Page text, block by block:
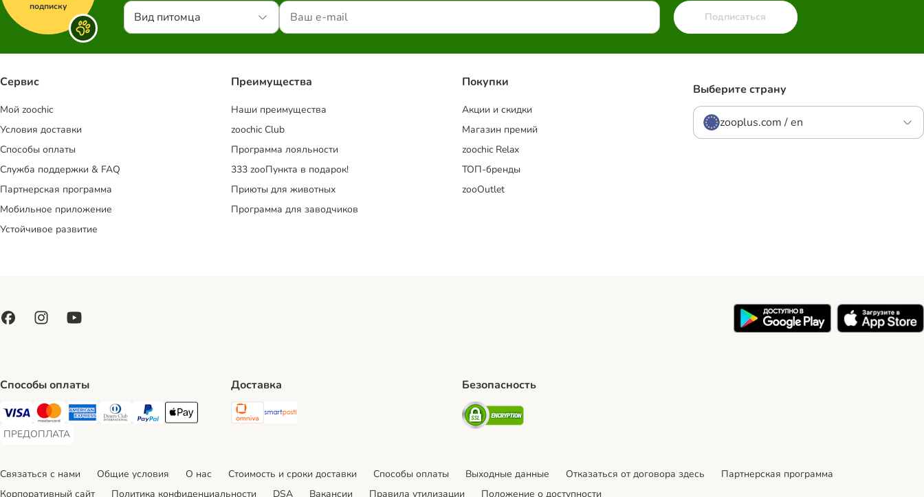
подписку
Вид питомца Подписаться
Сервис
Mой zoochic
Условия доставки
Способы оплаты
Служба поддержки & FAQ
Партнерская программа
Мобильное приложение
Устойчивое развитие
Преимуществa
Наши преимущества
zoochic Club
Программа лояльности
333 zooПункта в подарок!
Приюты для животных
Программа для заводчиков
Покупки
Акции и скидки
Магазин премий
zoochic Relax
ТОП-бренды
zooOutlet
Выберите страну
zooplus.com / en
Способы оплаты
Visa Payment Method
Mastercard Payment Method
American Express Payment Method
Diners Club Payment Method
PayPal Payment Method
Apple Pay Payment Method
ПРЕДОПЛАТА
ПРЕДОПЛАТА Payment Method
Доставка
Omniva Shipping Method
SmartPosti Shipping Method
Безопасность
Security
Связаться с нами Общие условия О нас Стоимость и сроки доставки Cпособы оплаты Выходные данные Отказаться от договора здесь
Партнерская программа
Корпоративный сайт
Политика конфиденциальности DSA Вакансии Правила утилизации Положение о доступности